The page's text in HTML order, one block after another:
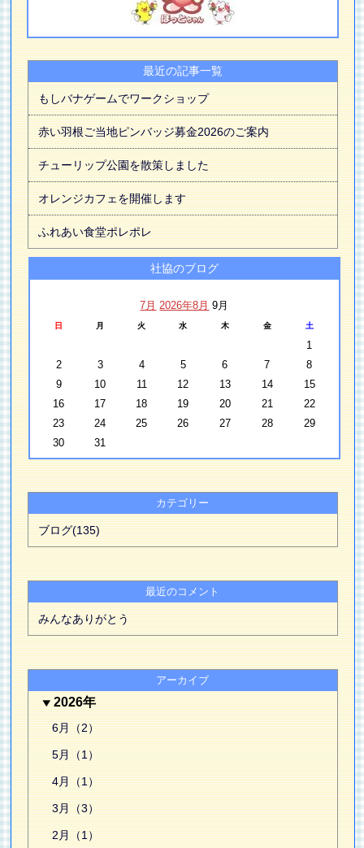
最近の記事一覧
もしバナゲームでワークショップ
赤い羽根ご当地ピンバッジ募金2026のご案内
チューリップ公園を散策しました
オレンジカフェを開催します
ふれあい食堂ポレポレ
社協のブログ
7月 2026年8月 9月
日 月 火 水 木 金 土
1
2
3 4 5 6 7
8
9
10 11 12 13 14
15
16
17 18 19 20 21
22
23
24 25 26 27 28
29
30
31
カテゴリー
ブログ(135)
最近のコメント
みんなありがとう
アーカイブ
2026年
6月（2）
5月（1）
4月（1）
3月（3）
2月（1）